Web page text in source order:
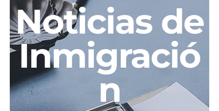
Noticias de
Inmigració
n